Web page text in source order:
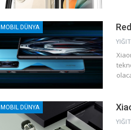
MOBIL DÜNYA
YIĞIT
MOBIL DÜNYA
YIĞIT